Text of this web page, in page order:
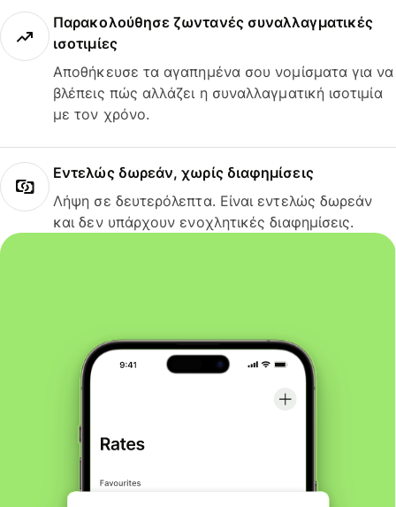
Παρακολούθησε ζωντανές συναλλαγματικές
ισοτιμίες
Αποθήκευσε τα αγαπημένα σου νομίσματα για να
βλέπεις πώς αλλάζει η συναλλαγματική ισοτιμία
με τον χρόνο.
Εντελώς δωρεάν, χωρίς διαφημίσεις
Λήψη σε δευτερόλεπτα. Είναι εντελώς δωρεάν
και δεν υπάρχουν ενοχλητικές διαφημίσεις.